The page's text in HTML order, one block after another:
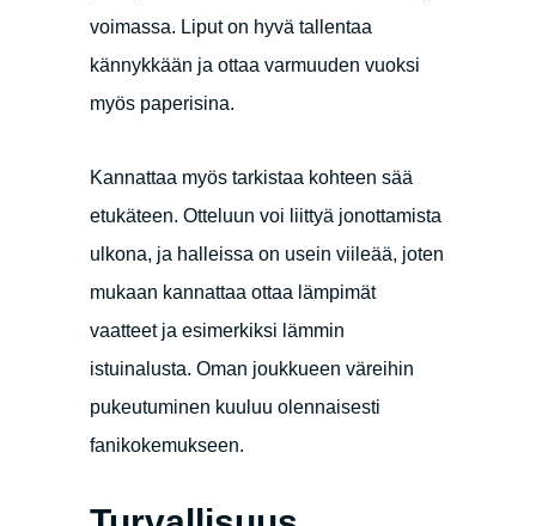
voimassa. Liput on hyvä tallentaa
kännykkään ja ottaa varmuuden vuoksi
myös paperisina.
Kannattaa myös tarkistaa kohteen sää
etukäteen. Otteluun voi liittyä jonottamista
ulkona, ja halleissa on usein viileää, joten
mukaan kannattaa ottaa lämpimät
vaatteet ja esimerkiksi lämmin
istuinalusta. Oman joukkueen väreihin
pukeutuminen kuuluu olennaisesti
fanikokemukseen.